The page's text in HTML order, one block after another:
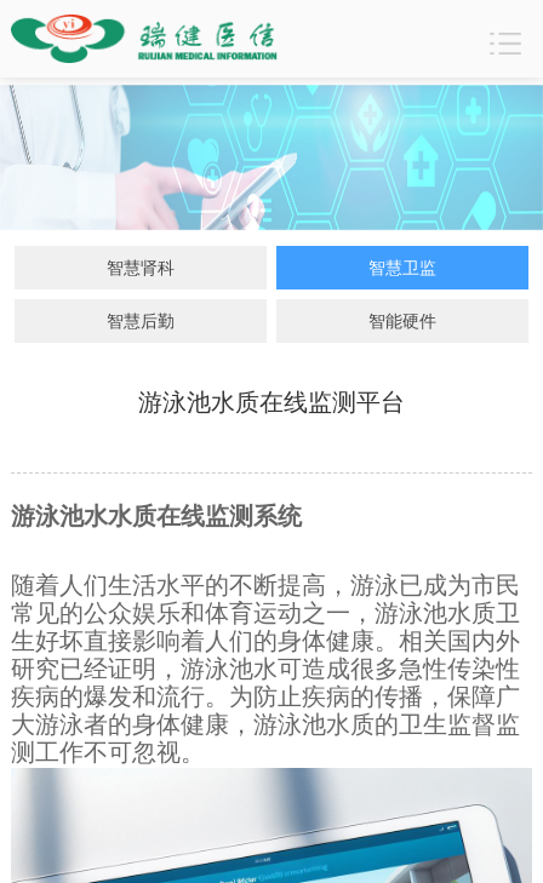
智慧卫监
智慧肾科 智慧卫监
智慧后勤 智能硬件
游泳池水质在线监测平台
游泳池水水质在线监测系统
随着人们生活水平的不断提高，游泳已成为市民
常见的公众娱乐和体育运动之一，游泳池水质卫
生好坏直接影响着人们的身体健康。相关国内外
研究已经证明，游泳池水可造成很多急性传染性
疾病的爆发和流行。为防止疾病的传播，保障广
大游泳者的身体健康，游泳池水质的卫生监督监
测工作不可忽视。